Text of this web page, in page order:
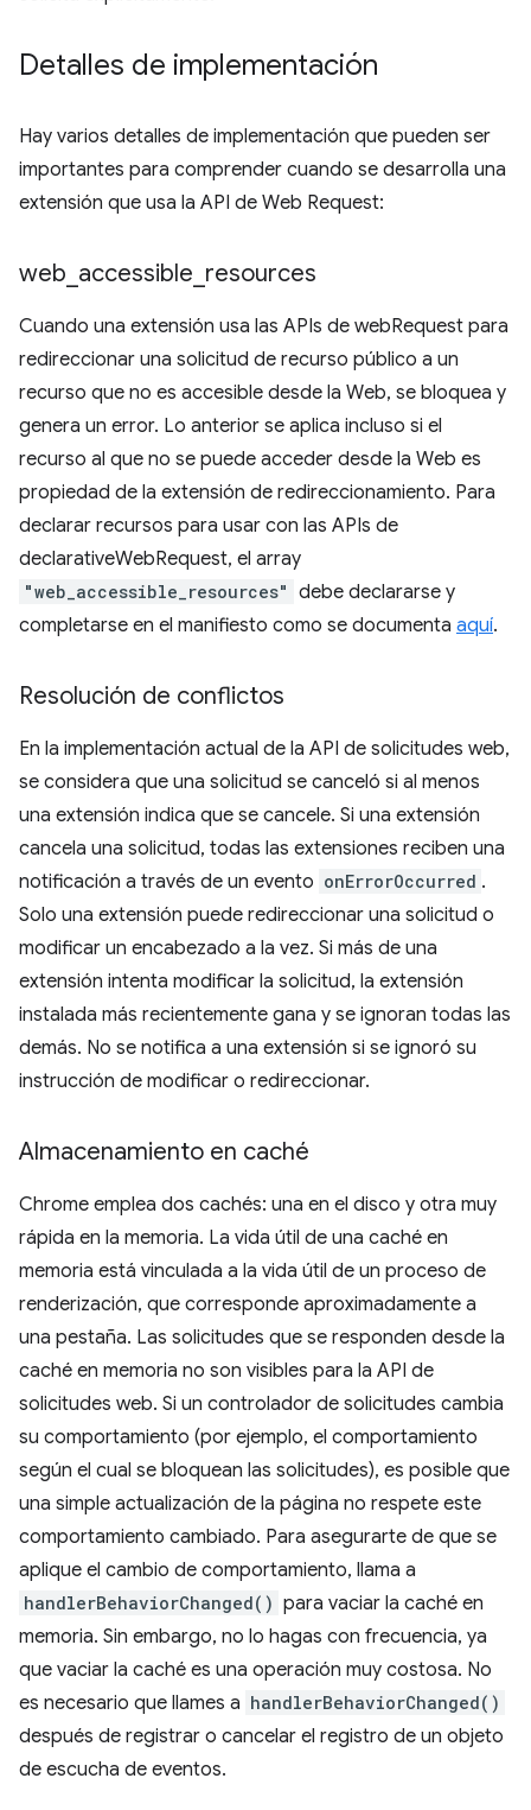
Detalles de implementación
Hay varios detalles de implementación que pueden ser
importantes para comprender cuando se desarrolla una
extensión que usa la API de Web Request:
web accessible resources
Cuando una extensión usa las APIs de webRequest para
redireccionar una solicitud de recurso público a un
recurso que no es accesible desde la Web, se bloquea y
genera un error. Lo anterior se aplica incluso si el
recurso al que no se puede acceder desde la Web es
propiedad de la extensión de redireccionamiento. Para
declarar recursos para usar con las APIs de
declarativeWebRequest, el array
"web_accessible_resources" debe declararse y
completarse en el manifiesto como se documenta aquí.
Resolución de conflictos
En la implementación actual de la API de solicitudes web,
se considera que una solicitud se canceló si al menos
una extensión indica que se cancele. Si una extensión
cancela una solicitud, todas las extensiones reciben una
notificación a través de un evento onErrorOccurred .
Solo una extensión puede redireccionar una solicitud o
modificar un encabezado a la vez. Si más de una
extensión intenta modificar la solicitud, la extensión
instalada más recientemente gana y se ignoran todas las
demás. No se notifica a una extensión si se ignoró su
instrucción de modificar o redireccionar.
Almacenamiento en caché
Chrome emplea dos cachés: una en el disco y otra muy
rápida en la memoria. La vida útil de una caché en
memoria está vinculada a la vida útil de un proceso de
renderización, que corresponde aproximadamente a
una pestaña. Las solicitudes que se responden desde la
caché en memoria no son visibles para la API de
solicitudes web. Si un controlador de solicitudes cambia
su comportamiento (por ejemplo, el comportamiento
según el cual se bloquean las solicitudes), es posible que
una simple actualización de la página no respete este
comportamiento cambiado. Para asegurarte de que se
aplique el cambio de comportamiento, llama a
handlerBehaviorChanged() para vaciar la caché en
memoria. Sin embargo, no lo hagas con frecuencia, ya
que vaciar la caché es una operación muy costosa. No
es necesario que llames a handlerBehaviorChanged()
después de registrar o cancelar el registro de un objeto
de escucha de eventos.